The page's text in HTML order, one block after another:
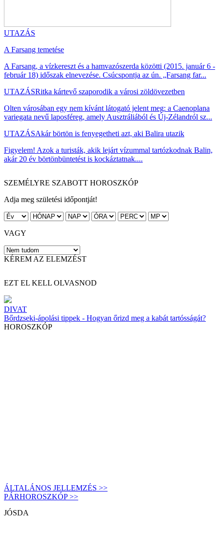
UTAZÁS
A Farsang temetése
A Farsang, a vízkereszt és a hamvazószerda közötti (2015. január 6 -
február 18) időszak elnevezése. Csúcspontja az ún. „Farsang far...
UTAZÁSRitka kártevő szaporodik a városi zöldövezetben
Olten városában egy nem kívánt látogató jelent meg: a Caenoplana
variegata nevű laposféreg, amely Ausztráliából és Új-Zélandról sz...
UTAZÁSAkár börtön is fenyegetheti azt, aki Balira utazik
Figyelem! Azok a turisták, akik lejárt vízummal tartózkodnak Balin,
akár 20 év börtönbüntetést is kockáztatnak....
SZEMÉLYRE SZABOTT HOROSZKÓP
Adja meg születési időpontját!
VAGY
KÉREM AZ ELEMZÉST
EZT EL KELL OLVASNOD
DIVAT
Bőrdzseki-ápolási tippek - Hogyan őrizd meg a kabát tartósságát?
HOROSZKÓP
ÁLTALÁNOS JELLEMZÉS >>
PÁRHOROSZKÓP >>
JÓSDA